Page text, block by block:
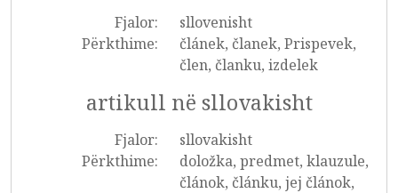
Fjalor:
sllovenisht
Përkthime:
článek, članek, Prispevek,
člen, članku, izdelek
artikull në sllovakisht
Fjalor:
sllovakisht
Përkthime:
doložka, predmet, klauzule,
článok, článku, jej článok,